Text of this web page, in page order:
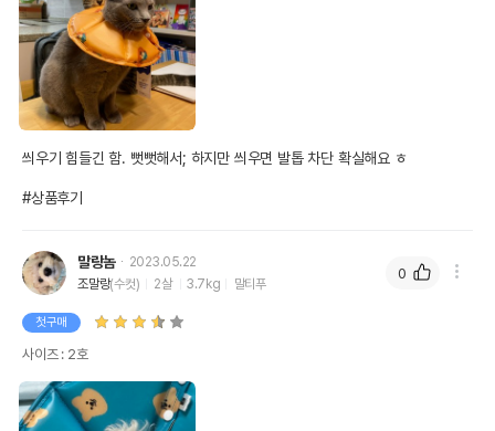
씌우기 힘들긴 함. 뻣뻣해서; 하지만 씌우면 발톱 차단 확실해요 ㅎ
#상품후기
말랑놈
2023.05.22
조말랑(수컷) 2살 3.7kg 말티푸
첫구매
사이즈 : 2호
0